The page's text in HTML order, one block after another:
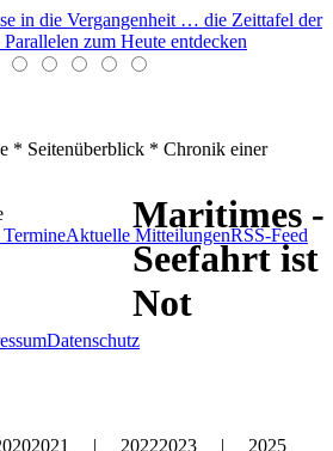
in die Vergangenheit … die Zeittafel der
zum Heute entdecken
* Seitenüberblick * Chronik einer
Aktuelle MitteilungenRSS-Feed
Datenschutz
2021 | 20222023 | 2025
Maritimes -
Seefahrt ist
Not